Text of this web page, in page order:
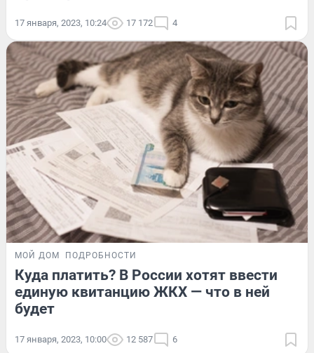
17 января, 2023, 10:24 17 172 4
МОЙ ДОМ ПОДРОБНОСТИ
Куда платить? В России хотят ввести
единую квитанцию ЖКХ — что в ней
будет
17 января, 2023, 10:00 12 587 6